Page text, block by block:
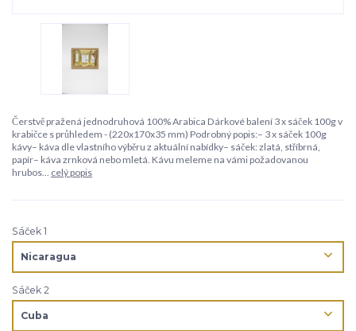
Čerstvě pražená jednodruhová 100% Arabica Dárkové balení 3 x sáček 100g v
krabičce s průhledem - (220x170x35 mm) Podrobný popis:– 3 x sáček 100g
kávy– káva dle vlastního výběru z aktuální nabídky– sáček: zlatá, stříbrná,
papír– káva zrnková nebo mletá. Kávu meleme na vámi požadovanou
hrubos... celý popis
Sáček 1
Sáček 2